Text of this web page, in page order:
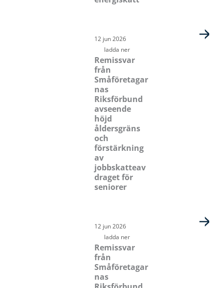
12 jun 2026
ladda ner
Remissvar
från
Småföretagar
nas
Riksförbund
avseende
höjd
åldersgräns
och
förstärkning
av
jobbskatteav
draget för
seniorer
12 jun 2026
ladda ner
Remissvar
från
Småföretagar
nas